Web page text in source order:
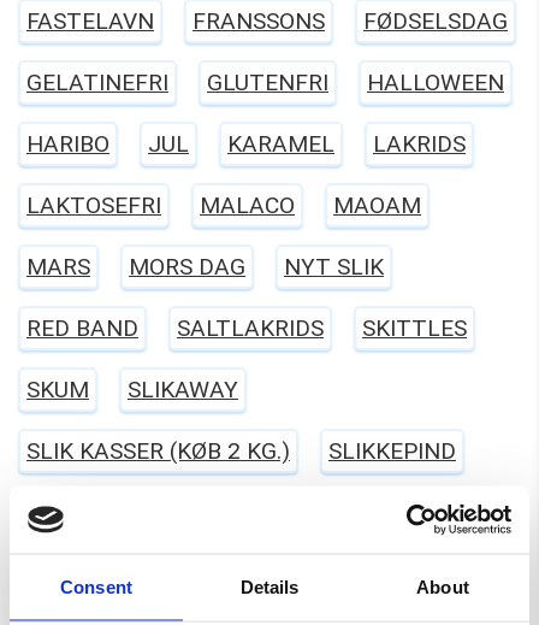
Consent Details About
FASTELAVN FRANSSONS FØDSELSDAG
GELATINEFRI GLUTENFRI HALLOWEEN
HARIBO JUL KARAMEL LAKRIDS
LAKTOSEFRI MALACO MAOAM
MARS MORS DAG NYT SLIK
RED BAND SALTLAKRIDS SKITTLES
SKUM SLIKAWAY
SLIK KASSER (KØB 2 KG.) SLIKKEPIND
SLIKPOSER SURT SLIK
TILBUD TROLLI